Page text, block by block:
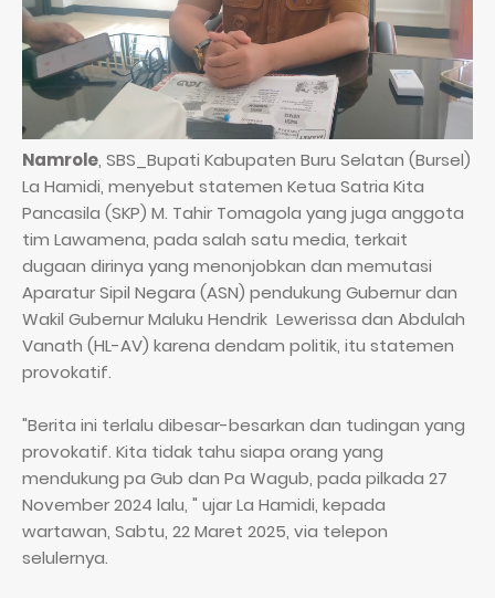
Namrole, SBS_Bupati Kabupaten Buru Selatan (Bursel)
La Hamidi, menyebut statemen Ketua Satria Kita
Pancasila (SKP) M. Tahir Tomagola yang juga anggota
tim Lawamena, pada salah satu media, terkait
dugaan dirinya yang menonjobkan dan memutasi
Aparatur Sipil Negara (ASN) pendukung Gubernur dan
Wakil Gubernur Maluku Hendrik Lewerissa dan Abdulah
Vanath (HL-AV) karena dendam politik, itu statemen
provokatif.
"Berita ini terlalu dibesar-besarkan dan tudingan yang
provokatif. Kita tidak tahu siapa orang yang
mendukung pa Gub dan Pa Wagub, pada pilkada 27
November 2024 lalu, " ujar La Hamidi, kepada
wartawan, Sabtu, 22 Maret 2025, via telepon
selulernya.